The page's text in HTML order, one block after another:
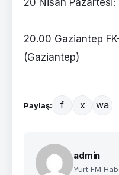
20.00 Gaziantep
(Gaziantep)
Paylaş: f x wa
admin
Yurt FM